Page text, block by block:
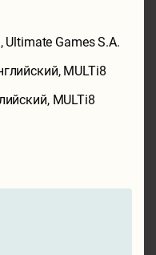
Ultimate Games S.A.
MULTi8
MULTi8